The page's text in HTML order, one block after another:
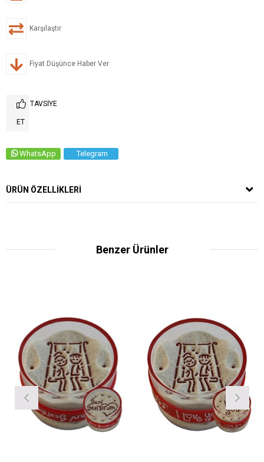
Karşılaştır
Fiyat Düşünce Haber Ver
TAVSIYE
ET
WhatsApp Telegram
ÜRÜN ÖZELLIKLERI
Benzer Ürünler